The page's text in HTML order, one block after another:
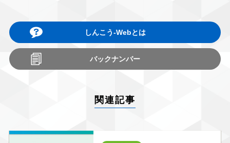
しんこう-Webとは
バックナンバー
関連記事